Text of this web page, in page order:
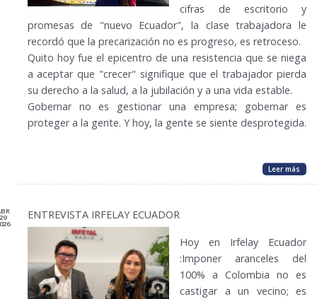
cifras de escritorio y
promesas de "nuevo Ecuador", la clase trabajadora le
recordó que la precarización no es progreso, es retroceso.
Quito hoy fue el epicentro de una resistencia que se niega
a aceptar que "crecer" signifique que el trabajador pierda
su derecho a la salud, a la jubilación y a una vida estable.
​Gobernar no es gestionar una empresa; gobernar es
proteger a la gente. Y hoy, la gente se siente desprotegida.
Leer más
29 ENTREVISTA IRFELAY ECUADOR
Hoy en Irfelay Ecuador
:Imponer aranceles del
100% a Colombia no es
castigar a un vecino; es